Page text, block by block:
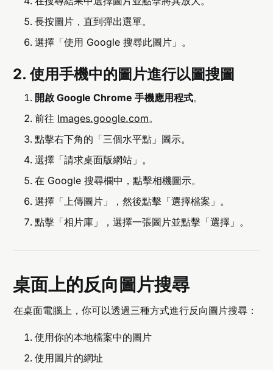
長按圖片，直到彈出選單。
選擇「使用 Google 搜尋此圖片」。
2. 使用手機中的圖片進行以圖搜圖
開啟 Google Chrome 手機應用程式。
前往 Images.google.com。
點擊右下角的「三個水平點」圖示。
選擇「請求桌面版網站」。
在 Google 搜尋欄中，點擊相機圖示。
選擇「上傳圖片」，然後點擊「選擇檔案」。
點擊「相片庫」，選擇一張圖片並點擊「選擇」。
桌面上的反向圖片搜尋
在桌面電腦上，你可以透過三種方式進行反向圖片搜尋：
使用你的本地檔案中的圖片
使用圖片的網址